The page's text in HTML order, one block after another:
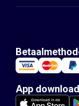
App